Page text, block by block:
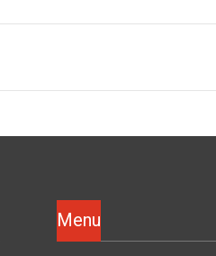
Menu